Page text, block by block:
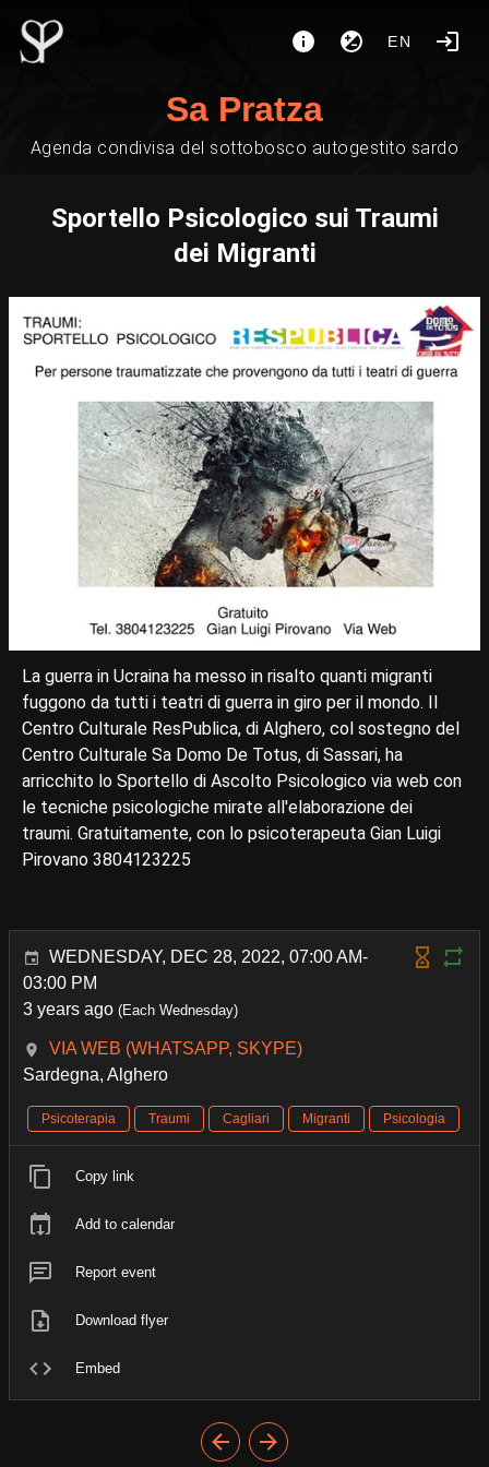
EN
Sa Pratza
Agenda condivisa del sottobosco autogestito sardo
Sportello Psicologico sui Traumi
dei Migranti
La guerra in Ucraina ha messo in risalto quanti migranti
fuggono da tutti i teatri di guerra in giro per il mondo. Il
Centro Culturale ResPublica, di Alghero, col sostegno del
Centro Culturale Sa Domo De Totus, di Sassari, ha
arricchito lo Sportello di Ascolto Psicologico via web con
le tecniche psicologiche mirate all'elaborazione dei
traumi. Gratuitamente, con lo psicoterapeuta Gian Luigi
Pirovano 3804123225
WEDNESDAY, DEC 28, 2022, 07:00 AM-
03:00 PM
3 years ago (Each Wednesday)
VIA WEB (WHATSAPP, SKYPE)
Sardegna, Alghero
Psicoterapia Traumi Cagliari Migranti Psicologia
Copy link
Add to calendar
Report event
Download flyer
Embed